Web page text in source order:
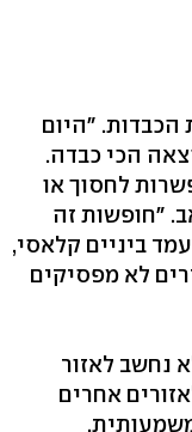
"היום
הכי כבדה.
לחסוך או
"חופשות זה
ביניים קלאסי,
לא מפסיקים
נחשב לאזור
אחרים